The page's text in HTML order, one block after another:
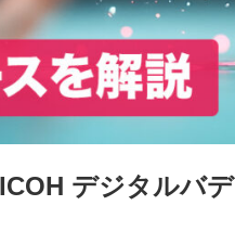
デジタルバデ